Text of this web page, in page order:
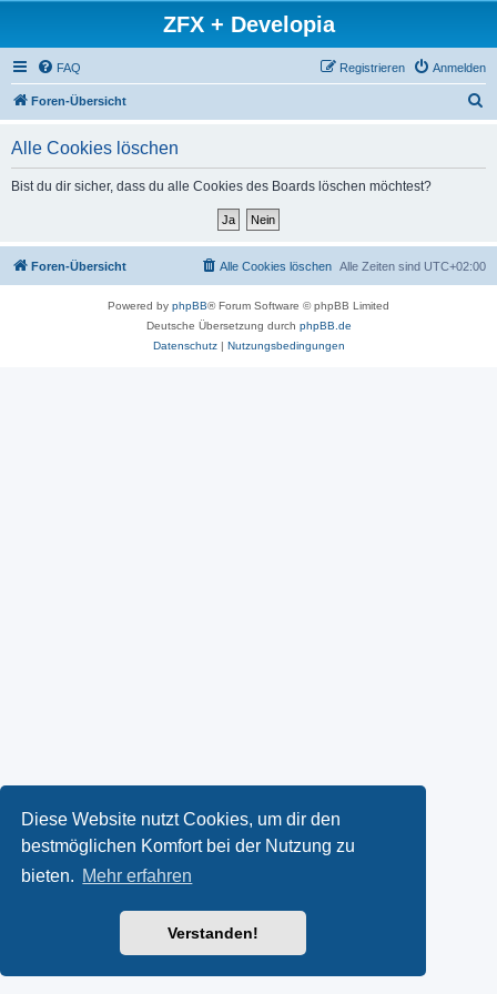
Diese Website nutzt Cookies, um dir den
bestmöglichen Komfort bei der Nutzung zu
bieten. Mehr erfahren
Verstanden!
ZFX + Developia
FAQ Anmelden
Registrieren
Foren-Übersicht
Alle Cookies löschen
Bist du dir sicher, dass du alle Cookies des Boards löschen möchtest?
Foren-Übersicht Alle Zeiten sind UTC+02:00
Alle Cookies löschen
Powered by phpBB® Forum Software © phpBB Limited
Deutsche Übersetzung durch phpBB.de
Datenschutz| Nutzungsbedingungen